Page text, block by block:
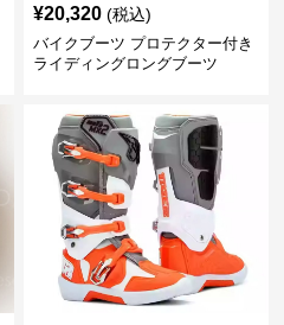
¥20,320 (税込)
バイクブーツ プロテクター付き
ライディングロングブーツ